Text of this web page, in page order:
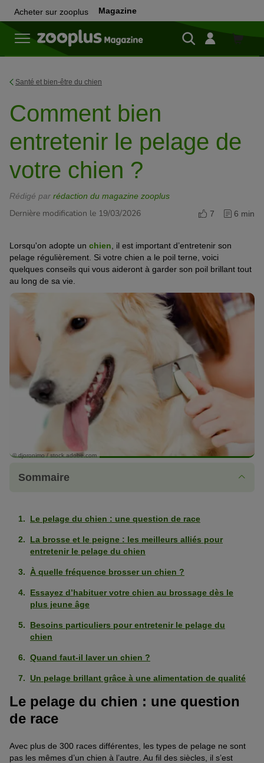
Acheter sur zooplus Magazine
Santé et bien-être du chien
Comment bien
entretenir le pelage de
votre chien ?
Rédigé par rédaction du magazine zooplus
Dernière modification le 19/03/2026 7 6 min
Lorsqu'on adopte un chien , il est important d’entretenir son
pelage régulièrement. Si votre chien a le poil terne, voici
quelques conseils qui vous aideront à garder son poil brillant tout
au long de sa vie
© djoronimo / stock.adobe.com
Sommaire
Le pelage du chien : une question de race
La brosse et le peigne : les meilleurs alliés pour
entretenir le pelage du chien
À quelle fréquence brosser un chien ?
Essayez d’habituer votre chien au brossage dès le
plus jeune âge
Besoins particuliers pour entretenir le pelage du
chien
Quand faut-il laver un chien ?
Un pelage brillant grâce à une alimentation de qualité
Le pelage du chien : une question
de race
Avec plus de 300 races différentes, les types de pelage ne sont
pas les mêmes d’un chien à l’autre. Au fil des siècles, il s’est